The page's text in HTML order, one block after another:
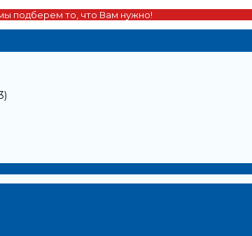
подберем то, что Вам нужно!